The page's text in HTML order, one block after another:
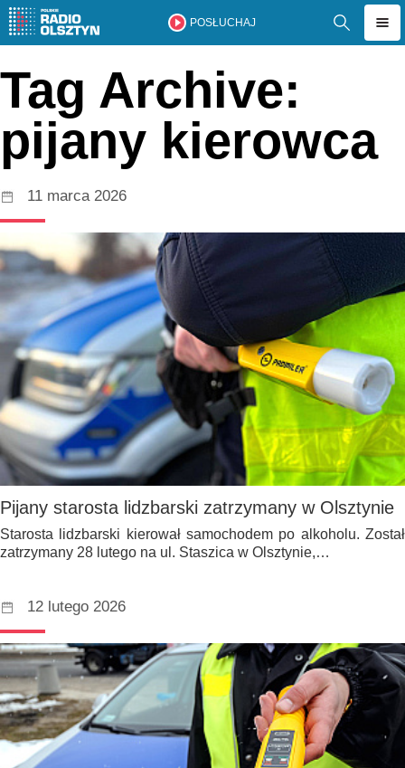
POSŁUCHAJ
Tag Archive:
pijany kierowca
11 marca 2026
Pijany starosta lidzbarski zatrzymany w Olsztynie
Starosta lidzbarski kierował samochodem po alkoholu. Został
zatrzymany 28 lutego na ul. Staszica w Olsztynie,…
12 lutego 2026